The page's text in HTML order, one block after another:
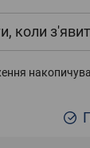
коли